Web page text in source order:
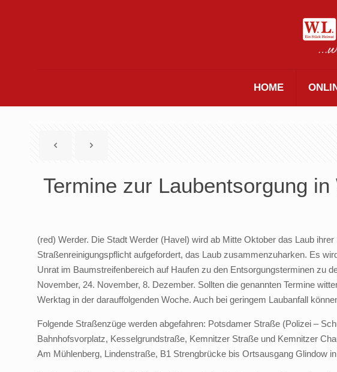
HOME
Termine zur Laubentsorgung
(red) Werder. Die Stadt Werder (Havel) wird ab Mitte Oktober das Laub
Straßenreinigungspflicht aufgefordert, das Laub zusammenzuharken. Es
Unrat im Baumstreifenbereich auf Haufen zu den Entsorgungsterminen zu
November, 24. November, 8. Dezember. Sollten die genannten Termine
Werktag in der darauffolgenden Woche. Auch bei geringem Laubanfall
Folgende Straßenzüge werden abgefahren: Potsdamer Straße (Polizei –
Bahnhofsvorplatz, Kesselgrundstraße, Kemnitzer Straße und Kemnitzer
Am Mühlenberg, Lindenstraße, B1 Strengbrücke bis Ortsausgang Glindow